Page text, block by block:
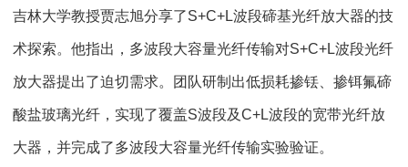
吉林大学教授贾志旭分享了S+C+L波段碲基光纤放大器的技
术探索。他指出，多波段大容量光纤传输对S+C+L波段光纤
放大器提出了迫切需求。团队研制出低损耗掺铥、掺铒氟碲
酸盐玻璃光纤，实现了覆盖S波段及C+L波段的宽带光纤放
大器，并完成了多波段大容量光纤传输实验验证。